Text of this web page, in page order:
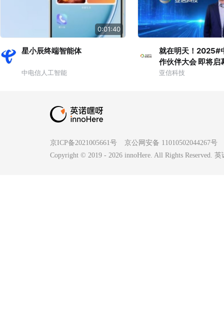
0:01:40
星小辰终端智能体
中电信人工智能
就在明天！2025#
作伙伴大会 即将启
技、艾瑞数智邀您
亚信科技
京ICP备2021005661号
京公网安备 11010502044267号
Copyright © 2019 - 2026 innoHere. All Rights Reserved.